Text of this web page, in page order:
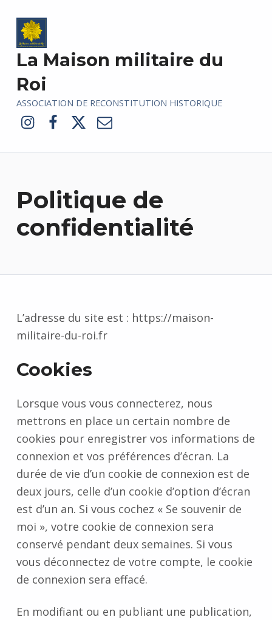
La Maison militaire du
Roi
ASSOCIATION DE RECONSTITUTION HISTORIQUE
Instagram
Facebook
Twitter
E-mail
Politique de
confidentialité
L’adresse du site est : https://maison-
militaire-du-roi.fr
Cookies
Lorsque vous vous connecterez, nous
mettrons en place un certain nombre de
cookies pour enregistrer vos informations de
connexion et vos préférences d’écran. La
durée de vie d’un cookie de connexion est de
deux jours, celle d’un cookie d’option d’écran
est d’un an. Si vous cochez « Se souvenir de
moi », votre cookie de connexion sera
conservé pendant deux semaines. Si vous
vous déconnectez de votre compte, le cookie
de connexion sera effacé.
En modifiant ou en publiant une publication,